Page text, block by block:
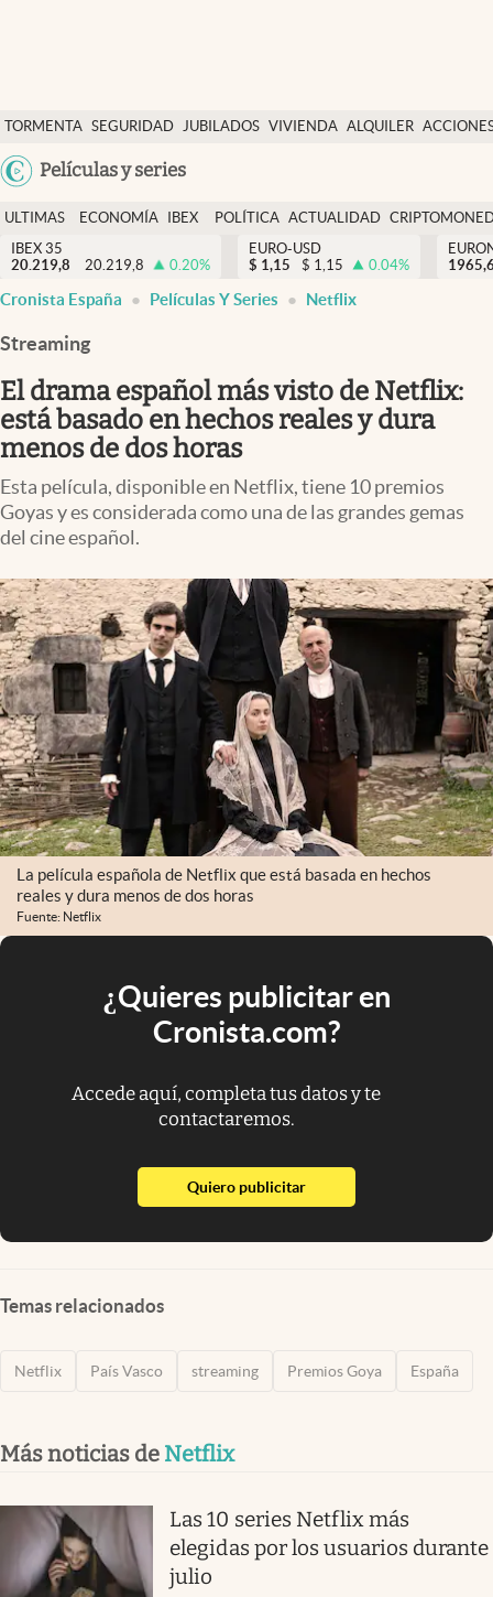
TORMENTA SEGURIDAD JUBILADOS VIVIENDA ALQUILER
USA
Películas y series
Economía y finanzas
Política
Actualidad
Criptomonedas
España
ULTIMAS
NOTICIAS
ECONOMÍA
FINANZAS
IBEX
EURO
POLÍTICA ACTUALIDAD
IBEX 35
20.219,8
20.219,8 0.20%
EURO-USD
$ 1,15 $ 1,15 0.04%
Cronista España Películas Y Series Netflix
Streaming
El drama español más visto de Netflix:
está basado en hechos reales y dura
menos de dos horas
Esta película, disponible en Netflix, tiene 10 premios
Goyas y es considerada como una de las grandes gemas
del cine español.
La película española de Netflix que está basada en hechos
reales y dura menos de dos horas
Fuente: Netflix
¿Quieres publicitar en
Cronista.com?
Accede aquí, completa tus datos y te
contactaremos.
Quiero publicitarabre en nueva pestaña
Temas relacionados
Netflix País Vasco streaming Premios Goya España
Más noticias de Netflix
Las 10 series Netflix más
elegidas por los usuarios durante
julio